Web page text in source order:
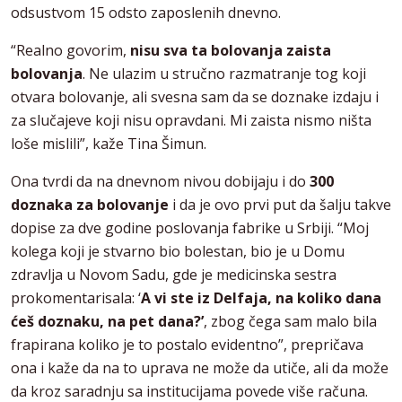
odsustvom 15 odsto zaposlenih dnevno.
“Realno govorim, nisu sva ta bolovanja zaista
bolovanja. Ne ulazim u stručno razmatranje tog koji
otvara bolovanje, ali svesna sam da se doznake izdaju i
za slučajeve koji nisu opravdani. Mi zaista nismo ništa
loše mislili”, kaže Tina Šimun.
Ona tvrdi da na dnevnom nivou dobijaju i do 300
doznaka za bolovanje i da je ovo prvi put da šalju takve
dopise za dve godine poslovanja fabrike u Srbiji. “Moj
kolega koji je stvarno bio bolestan, bio je u Domu
zdravlja u Novom Sadu, gde je medicinska sestra
prokomentarisala: ‘A vi ste iz Delfaja, na koliko dana
ćeš doznaku, na pet dana?’, zbog čega sam malo bila
frapirana koliko je to postalo evidentno”, prepričava
ona i kaže da na to uprava ne može da utiče, ali da može
da kroz saradnju sa institucijama povede više računa.